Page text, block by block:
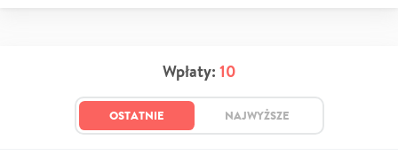
Wpłaty: 10
OSTATNIE NAJWYŻSZE